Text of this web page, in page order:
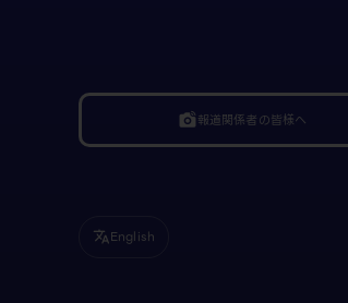
linked_camera報道関係者の皆様へ
translateEnglish